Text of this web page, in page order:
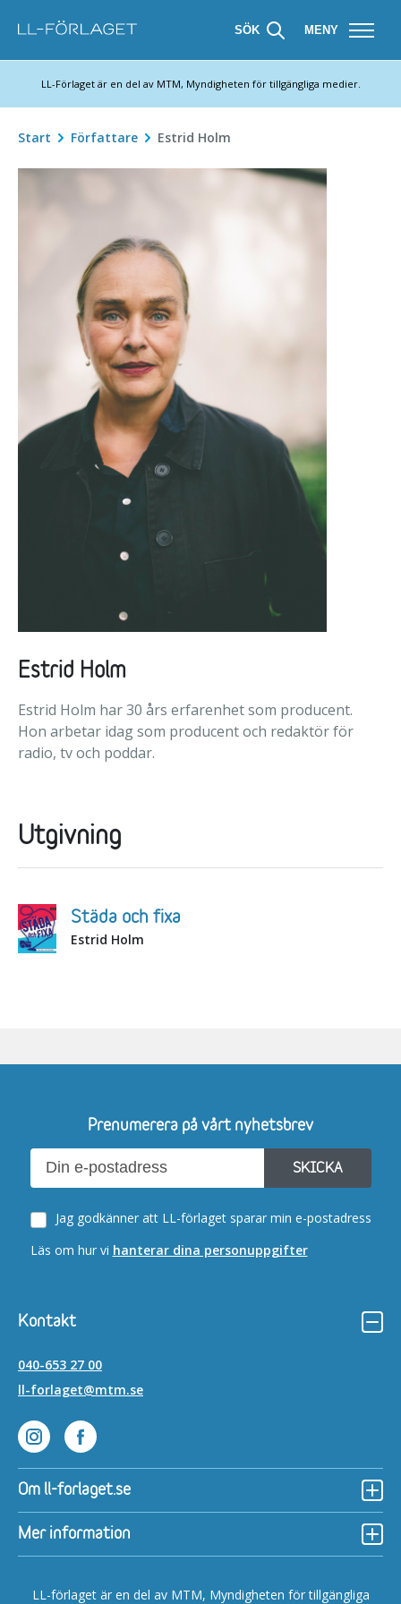
SÖK MENY
LL-Förlaget är en del av MTM, Myndigheten för tillgängliga medier.
Start Författare Estrid Holm
Estrid Holm
Estrid Holm har 30 års erfarenhet som producent.
Hon arbetar idag som producent och redaktör för
radio, tv och poddar.
Utgivning
Städa och fixa
Estrid Holm
Prenumerera på vårt nyhetsbrev
SKICKA
Jag godkänner att LL-förlaget sparar min e-postadress
Läs om hur vi hanterar dina personuppgifter
Kontakt
040-653 27 00
ll-forlaget@mtm.se
Lättläst på Instagram
Om ll-forlaget.se
Mer information
LL-förlaget är en del av MTM, Myndigheten för tillgängliga